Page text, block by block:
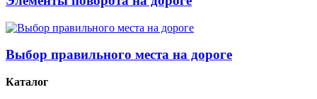
Выбор правильного места на дороге
Каталог